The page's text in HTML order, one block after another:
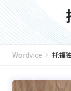
Wordvice 托福